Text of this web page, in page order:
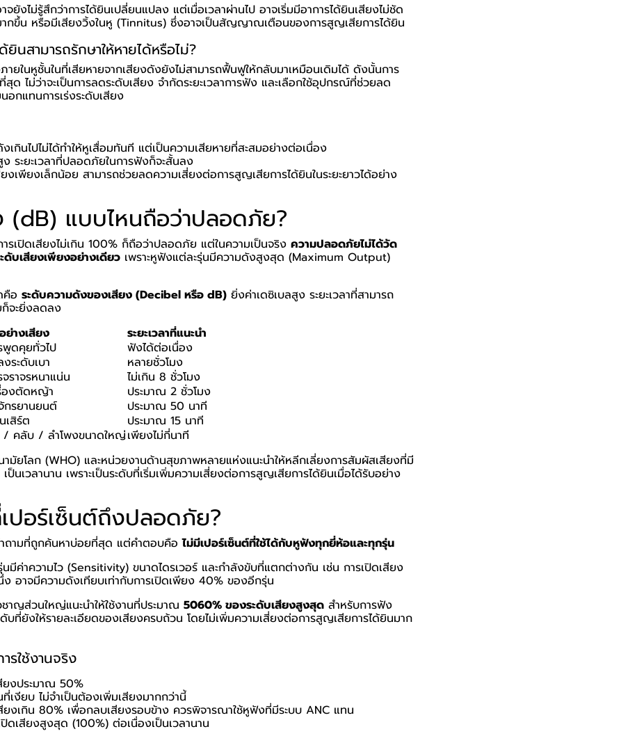
าจยังไม่รู้สึกว่าการได้ยินเปลี่ยนแปลง แต่เมื่อเวลาผ่านไป อาจเริ่มมีอาการได้ยินเสียงไม่ชัด
กขึ้น หรือมีเสียงวิ้งในหู (Tinnitus) ซึ่งอาจเป็นสัญญาณเตือนของการสูญเสียการได้ยิน
ยินสามารถรักษาให้หายได้หรือไม่?
ายในหูชั้นในที่เสียหายจากเสียงดังยังไม่สามารถฟื้นฟูให้กลับมาเหมือนเดิมได้ ดังนั้นการ
ด ไม่ว่าจะเป็นการลดระดับเสียง จำกัดระยะเวลาการฟัง และเลือกใช้อุปกรณ์ที่ช่วยลด
อกแทนการเร่งระดับเสียง
เกินไปไม่ได้ทำให้หูเสื่อมทันที แต่เป็นความเสียหายที่สะสมอย่างต่อเนื่อง
ระยะเวลาที่ปลอดภัยในการฟังก็จะสั้นลง
งเพียงเล็กน้อย สามารถช่วยลดความเสี่ยงต่อการสูญเสียการได้ยินในระยะยาวได้อย่าง
(dB) แบบไหนถือว่าปลอดภัย?
ารเปิดเสียงไม่เกิน 100% ก็ถือว่าปลอดภัย แต่ในความเป็นจริง ความปลอดภัยไม่ได้วัด
ดับเสียงเพียงอย่างเดียว เพราะหูฟังแต่ละรุ่นมีความดังสูงสุด (Maximum Output)
คือ ระดับความดังของเสียง (Decibel หรือ dB) ยิ่งค่าเดซิเบลสูง ระยะเวลาที่สามารถ
จะยิ่งลดลง
ย่างเสียง
ระยะเวลาที่แนะนำ
พูดคุยทั่วไป
ฟังได้ต่อเนื่อง
งระดับเบา
หลายชั่วโมง
จราจรหนาแน่น
ไม่เกิน 8 ชั่วโมง
องตัดหญ้า
ประมาณ 2 ชั่วโมง
กรยานยนต์
ประมาณ 50 นาที
เสิร์ต
ประมาณ 15 นาที
/ คลับ / ลำโพงขนาดใหญ่เพียงไม่กี่นาที
มัยโลก (WHO) และหน่วยงานด้านสุขภาพหลายแห่งแนะนำให้หลีกเลี่ยงการสัมผัสเสียงที่มี
เป็นเวลานาน เพราะเป็นระดับที่เริ่มเพิ่มความเสี่ยงต่อการสูญเสียการได้ยินเมื่อได้รับอย่าง
ปอร์เซ็นต์ถึงปลอดภัย?
ำถามที่ถูกค้นหาบ่อยที่สุด แต่คำตอบคือไม่มีเปอร์เซ็นต์ที่ใช้ได้กับหูฟังทุกยี่ห้อและทุกรุ่น
มีค่าความไว (Sensitivity) ขนาดไดรเวอร์ และกำลังขับที่แตกต่างกัน เช่น การเปิดเสียง
อาจมีความดังเทียบเท่ากับการเปิดเพียง 40% ของอีกรุ่น
าญส่วนใหญ่แนะนำให้ใช้งานที่ประมาณ 5060% ของระดับเสียงสูงสุด สำหรับการฟัง
บที่ยังให้รายละเอียดของเสียงครบถ้วน โดยไม่เพิ่มความเสี่ยงต่อการสูญเสียการได้ยินมาก
รใช้งานจริง
ยงประมาณ 50%
เงียบ ไม่จำเป็นต้องเพิ่มเสียงมากกว่านี้
ยงเกิน 80% เพื่อกลบเสียงรอบข้าง ควรพิจารณาใช้หูฟังที่มีระบบ ANC แทน
ดเสียงสูงสุด (100%) ต่อเนื่องเป็นเวลานาน